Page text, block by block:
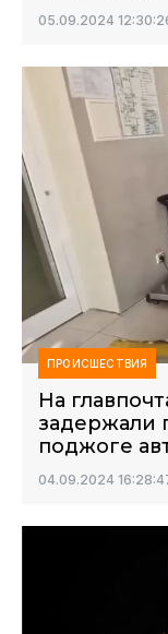
05.09.2024
ПРОИСШЕСТВИЯ
На
задержали
поджоге
04.09.2024